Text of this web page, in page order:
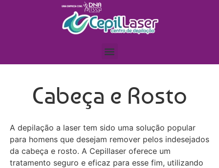
Cabeça e Rosto
A depilação a laser tem sido uma solução popular
para homens que desejam remover pelos indesejados
da cabeça e rosto. A Cepillaser oferece um
tratamento seguro e eficaz para esse fim, utilizando